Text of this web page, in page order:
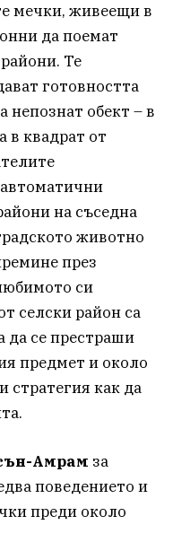
мечки, живеещи в
да поемат
Те
готовността
непознат обект – в
в квадрат от
на съседна
животно
през
си
селски район са
да се престраши
предмет и около
стратегия как да
Амрам за
поведението и
преди около